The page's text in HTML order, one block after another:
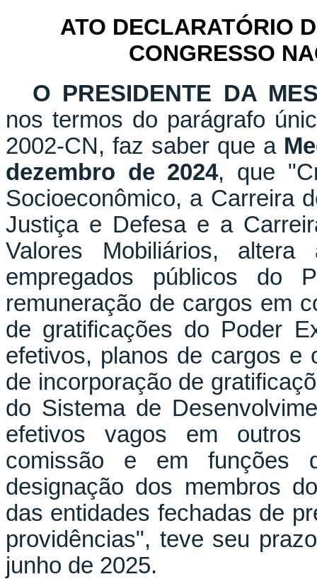
ATO DECLARATÓRIO
CONGRESSO
O PRESIDENTE DA
nos termos do parágrafo
2002-CN, faz saber que a
dezembro de 2024, que
Socioeconômico, a Carreira
Justiça e Defesa e a
Valores Mobiliários,
empregados públicos do
remuneração de cargos em
de gratificações do Poder
efetivos, planos de cargos e
de incorporação de
do Sistema de
efetivos vagos em
comissão e em funções
designação dos membros
das entidades fechadas de
providências", teve seu
junho de 2025.